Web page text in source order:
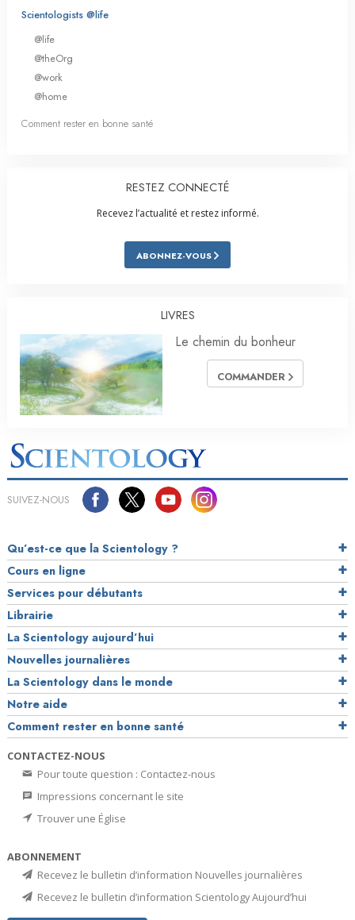
Scientologists @life
@life
@theOrg
@work
@home
Comment rester en bonne santé
RESTEZ CONNECTÉ
Recevez l’actualité et restez informé.
ABONNEZ-VOUS
LIVRES
Le chemin du bonheur
COMMANDER
SUIVEZ-NOUS
Qu’est-ce que la Scientology ?
Cours en ligne
Services pour débutants
Librairie
La Scientology aujourd’hui
Nouvelles journalières
La Scientology dans le monde
Notre aide
Comment rester en bonne santé
CONTACTEZ-NOUS
Pour toute question : Contactez-nous
Impressions concernant le site
Trouver une Église
ABONNEMENT
Recevez le bulletin d’information Nouvelles journalières
Recevez le bulletin d’information Scientology Aujourd’hui